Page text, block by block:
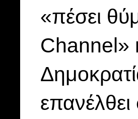
«πέσει
Channel»